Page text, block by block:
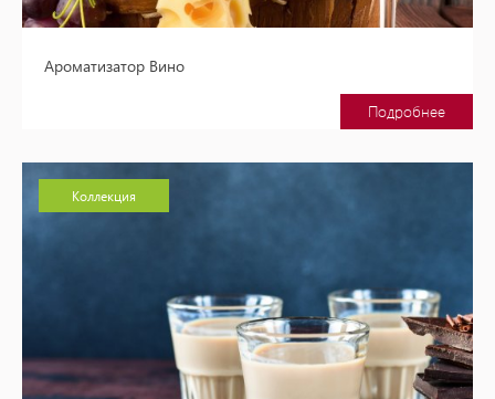
Ароматизатор Вино
Подробнее
Коллекция